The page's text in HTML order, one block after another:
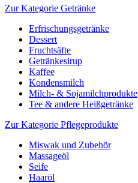
Zur Kategorie Getränke
Erfrischungsgetränke
Dessert
Fruchtsäfte
Getränkesirup
Kaffee
Kondensmilch
Milch- & Sojamilchprodukte
Tee & andere Heißgetränke
Zur Kategorie Pflegeprodukte
Miswak und Zubehör
Massageöl
Seife
Haaröl